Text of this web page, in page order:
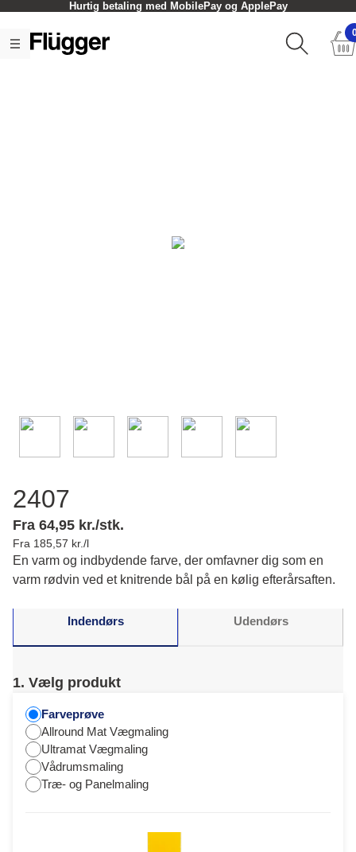
Hurtig betaling med MobilePay og ApplePay
2407
Fra 64,95 kr./stk.
Fra 185,57 kr./l
En varm og indbydende farve, der omfavner dig som en
varm rødvin ved et knitrende bål på en kølig efterårsaften.
Indendørs Udendørs
1. Vælg produkt
Farveprøve
Allround Mat Vægmaling
Ultramat Vægmaling
Vådrumsmaling
Træ- og Panelmaling